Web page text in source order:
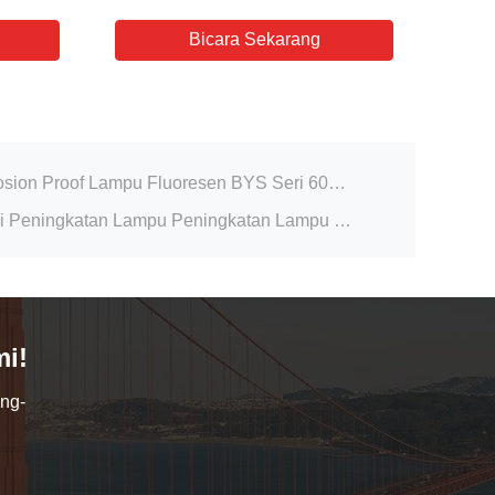
Bicara Sekarang
Panel Distribusi Daya Starter Pompa Tahan Ledakan untuk Area Berbahaya
Selang Fleksibel Tahan Ledakan Baja Tahan Karat untuk Area Berbahaya 1/2" 3/4" 1" 1-1/4"
Ex Proof Brass Cable Gland G1/2" / M20 8mm Short Thread IP66 tahan api
Pencahayaan Tahan Ledakan Tipe IP66 Fluorescent dengan Tabung LED T8 Output Tinggi
Penutup PC 4FT Lampu Linear LED Tahan Ledakan untuk Area Berbahaya Zona 1